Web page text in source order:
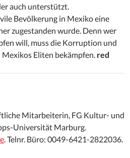
auch unterstützt.
Bevölkerung in Mexiko eine
zugestanden wurde. Denn wer
will, muss die Korruption und
Eliten bekämpfen. red
Mitarbeiterin, FG Kultur- und
Universität Marburg.
. Telnr. Büro: 0049-6421-2822036.